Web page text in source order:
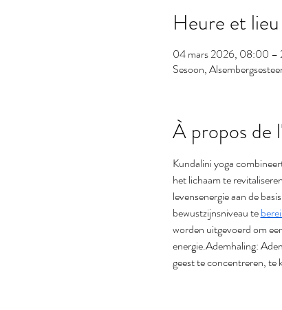
Heure et lieu
04 mars 2026, 08:00 –
Sesoon,
À propos de
Kundalini yoga
het lichaam te
levensenergie aan de
bewustzijnsniveau te
worden uitgevoerd om
energie.Ademhaling:
geest te concentreren, te